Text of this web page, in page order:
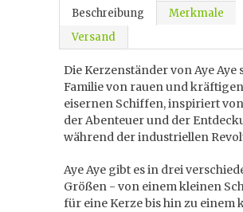
Beschreibung
Merkmale
Versand
Die Kerzenständer von Aye Aye
Familie von rauen und kräftigen
eisernen Schiffen, inspiriert
der Abenteuer und der
während der industriellen
Aye Aye gibt es in drei
Größen - von einem kleinen
für eine Kerze bis hin zu einem